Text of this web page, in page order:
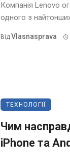
Компанія Lenovo
одного з
ВідVlasnasprava
ТЕХНОЛОГІЇ
Чим
iPhone та